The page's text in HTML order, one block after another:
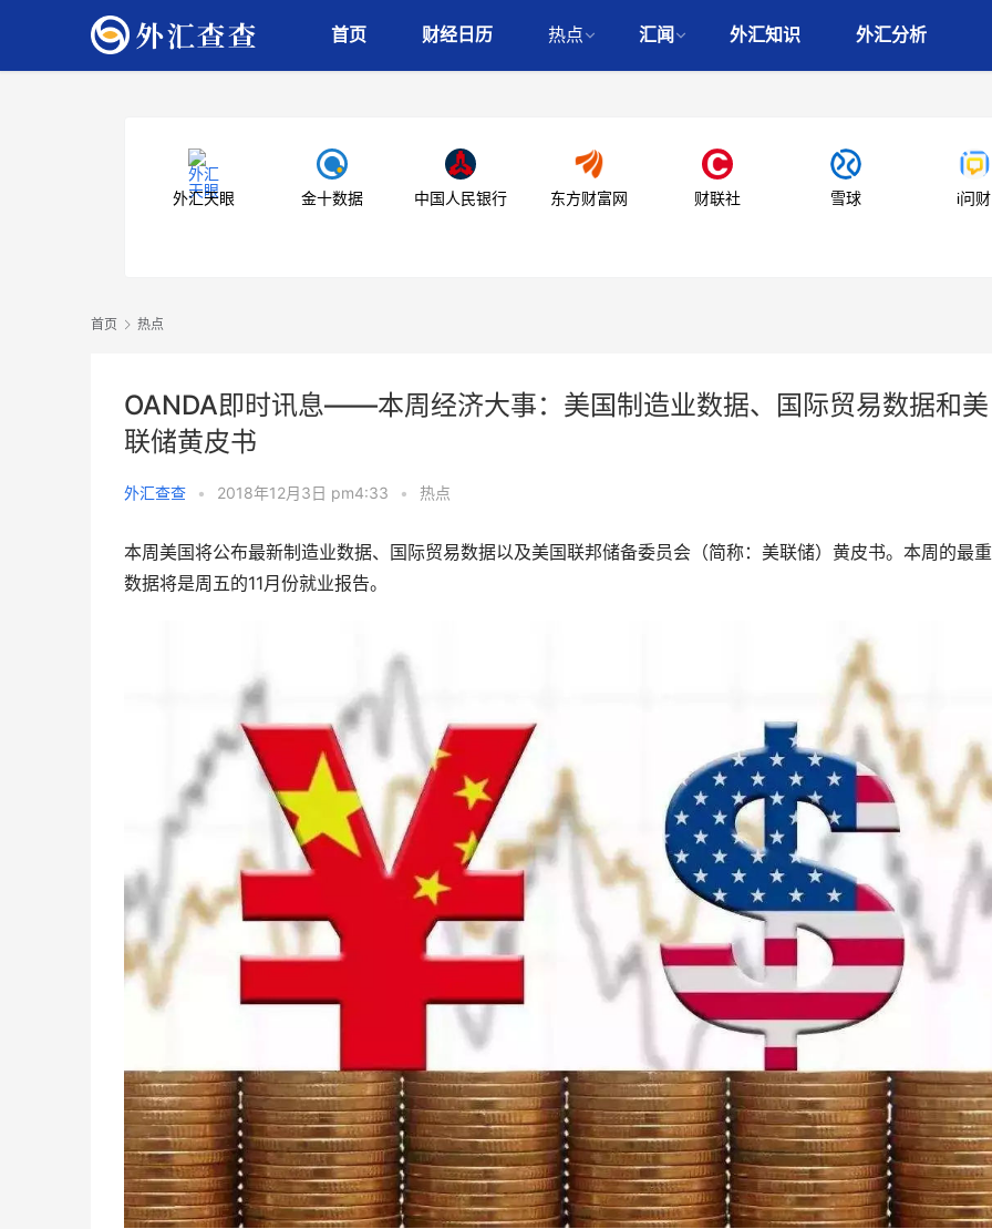
首页 财经日历 热点 汇闻 外汇知识 外汇分析
外汇天眼 金十数据 中国人民银行 东方财富网 财联社 雪球 i问财
首页 热点
OANDA即时讯息——本周经济大事：美国制造业数据、国际贸易数据和美
联储黄皮书
外汇查查 • 2018年12月3日 pm4:33 • 热点
本周美国将公布最新制造业数据、国际贸易数据以及美国联邦储备委员会（简称：美联储）黄皮书。本周的最
数据将是周五的11月份就业报告。